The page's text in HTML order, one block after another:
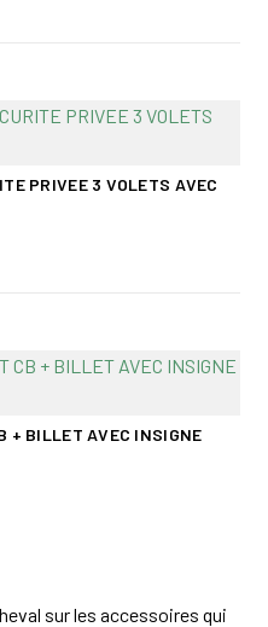
sur les accessoires qui
PRIVEE 3 VOLETS AVEC
+ BILLET AVEC INSIGNE